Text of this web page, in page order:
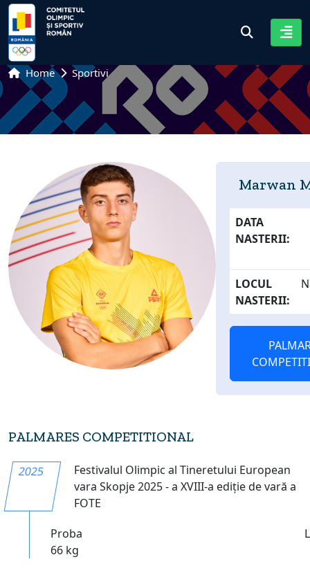
Home Sportivi
Marwan
DATA
NASTERII:
LOCUL
NASTERII:
PALMARES COMPETITIONAL
2025
Festivalul Olimpic al Tineretului European
vara Skopje 2025 - a XVIII-a ediție de vară a
FOTE
Proba
66 kg